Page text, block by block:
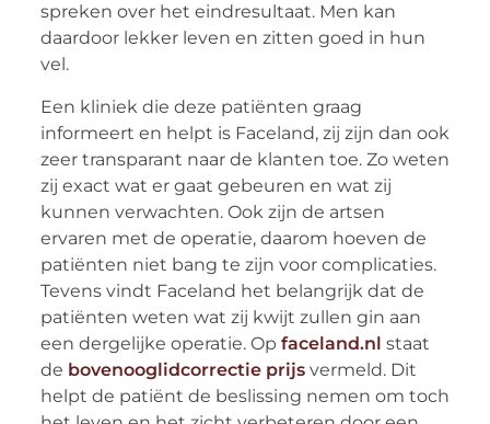
spreken over het eindresultaat. Men kan
daardoor lekker leven en zitten goed in hun
vel.
Een kliniek die deze patiënten graag
informeert en helpt is Faceland, zij zijn dan ook
zeer transparant naar de klanten toe. Zo weten
zij exact wat er gaat gebeuren en wat zij
kunnen verwachten. Ook zijn de artsen
ervaren met de operatie, daarom hoeven de
patiënten niet bang te zijn voor complicaties.
Tevens vindt Faceland het belangrijk dat de
patiënten weten wat zij kwijt zullen gin aan
een dergelijke operatie. Op faceland.nl staat
de bovenooglidcorrectie prijsvermeld. Dit
helpt de patiënt de beslissing nemen om toch